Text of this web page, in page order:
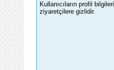
Kullanıcıların profil bilgileri
ziyaretçilere gizlidir.